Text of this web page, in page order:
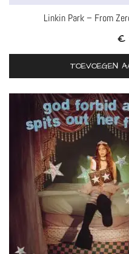
Linkin Park – From
€
TOEVOEGEN